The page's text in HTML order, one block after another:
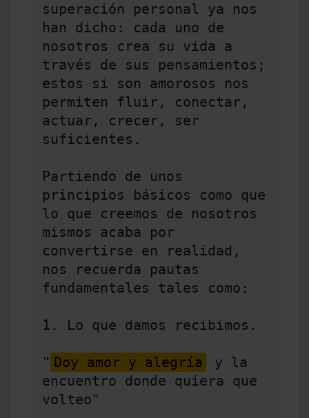
superación personal ya nos
han dicho: cada uno de
nosotros crea su vida a
través de sus pensamientos;
estos si son amorosos nos
permiten fluir, conectar,
actuar, crecer, ser
suficientes.
Partiendo de unos
principios básicos como que
lo que creemos de nosotros
mismos acaba por
convertirse en realidad,
nos recuerda pautas
fundamentales tales como:
1. Lo que damos recibimos.
" Doy amor y alegría
y la
encuentro donde quiera que
volteo"